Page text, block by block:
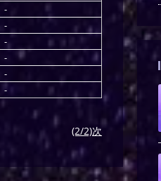
-
-
-
-
-
-
(2/2)次